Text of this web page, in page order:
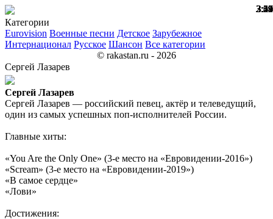
Категории
Eurovision Военные песни Детское Зарубежное
Интернационал Русское Шансон Все категории
© rakastan.ru - 2026
Сергей Лазарев
Сергей Лазарев
Сергей Лазарев — российский певец, актёр и телеведущий,
один из самых успешных поп-исполнителей России.
Главные хиты:
«You Are the Only One» (3-е место на «Евровидении-2016»)
«Scream» (3-е место на «Евровидении-2019»)
«В самое сердце»
«Лови»
Достижения:
3:24
2:49
3:11
3:07
3:53
3:39
3:19
2:59
3:22
3:28